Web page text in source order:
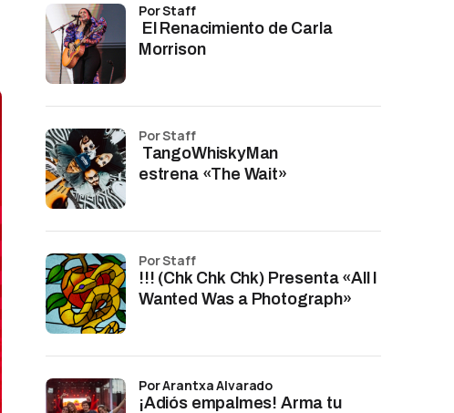
El Renacimiento de Carla
Morrison
por Staff
TangoWhiskyMan
estrena «The Wait»
por Staff
!!! (Chk Chk Chk) Presenta «All I
Wanted Was a Photograph»
por Staff
¡Adiós empalmes! Arma tu
por Arantxa Alvarado